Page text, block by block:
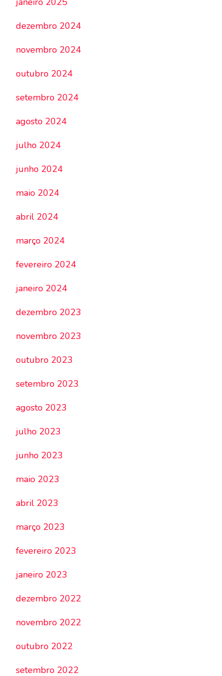
dezembro 2024
novembro 2024
outubro 2024
setembro 2024
agosto 2024
julho 2024
junho 2024
maio 2024
abril 2024
março 2024
fevereiro 2024
janeiro 2024
dezembro 2023
novembro 2023
outubro 2023
setembro 2023
agosto 2023
julho 2023
junho 2023
maio 2023
abril 2023
março 2023
fevereiro 2023
janeiro 2023
dezembro 2022
novembro 2022
outubro 2022
setembro 2022